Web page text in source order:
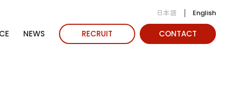
日本語 English
NEWS RECRUIT CONTACT